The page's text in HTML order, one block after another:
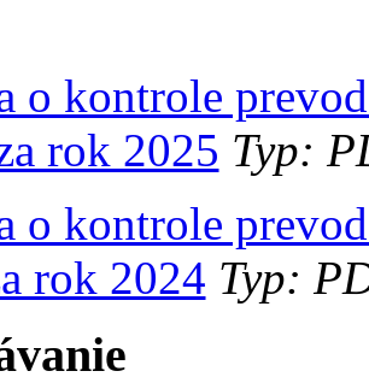
o kontrole
rok 2025 Typ:
o kontrole
rok 2024 Typ: